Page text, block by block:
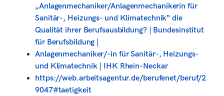
„Anlagenmechaniker/Anlagenmechanikerin für
Sanitär-, Heizungs- und Klimatechnik“ die
Qualität ihrer Berufsausbildung? | Bundesinstitut
für Berufsbildung |
Anlagenmechaniker/-in für Sanitär-, Heizungs-
und Klimatechnik | IHK Rhein-Neckar
https://web.arbeitsagentur.de/berufenet/beruf/2
9047#taetigkeit